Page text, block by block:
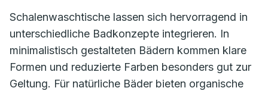
Schalenwaschtische lassen sich hervorragend in
unterschiedliche Badkonzepte integrieren. In
minimalistisch gestalteten Bädern kommen klare
Formen und reduzierte Farben besonders gut zur
Geltung. Für natürliche Bäder bieten organische